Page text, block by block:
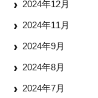
2024年12月
2024年11月
2024年9月
2024年8月
2024年7月